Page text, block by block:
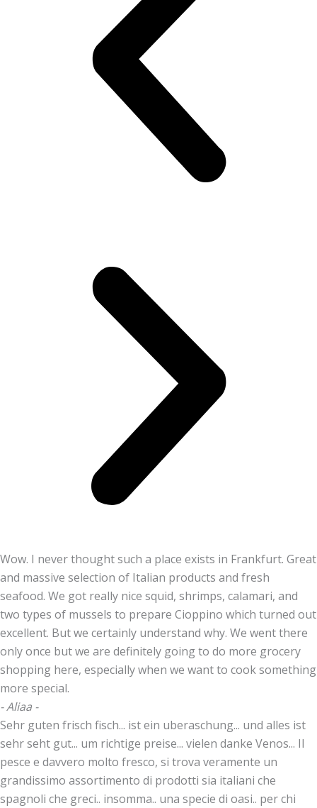
Wow. I never thought such a place exists in Frankfurt. Great
and massive selection of Italian products and fresh
seafood. We got really nice squid, shrimps, calamari, and
two types of mussels to prepare Cioppino which turned out
excellent. But we certainly understand why. We went there
only once but we are definitely going to do more grocery
shopping here, especially when we want to cook something
more special.
- Aliaa -
Sehr guten frisch fisch... ist ein uberaschung... und alles ist
sehr seht gut... um richtige preise... vielen danke Venos... Il
pesce e davvero molto fresco, si trova veramente un
grandissimo assortimento di prodotti sia italiani che
spagnoli che greci.. insomma.. una specie di oasi.. per chi